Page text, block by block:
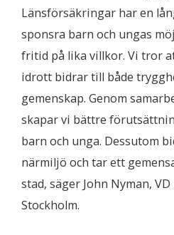
Länsförsäkringar har en
sponsra barn och ungas
fritid på lika villkor. Vi tror
idrott bidrar till både
gemenskap. Genom
skapar vi bättre
barn och unga. Dessutom
närmiljö och tar ett
stad, säger John Nyman,
Stockholm.